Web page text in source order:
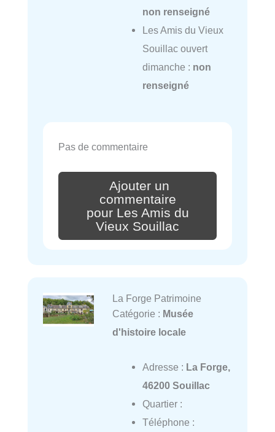
non renseigné
Les Amis du Vieux
Souillac ouvert
dimanche : non
renseigné
Pas de commentaire
Ajouter un
commentaire
pour Les Amis du
Vieux Souillac
La Forge Patrimoine
Catégorie : Musée
d'histoire locale
Adresse : La Forge,
46200 Souillac
Quartier :
Téléphone :